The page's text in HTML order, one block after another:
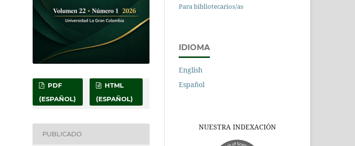
PDF
(ESPAÑOL)
HTML
(ESPAÑOL)
PUBLICADO
Para bibliotecarios/as
IDIOMA
English
Español
NUESTRA INDEXACIÓN